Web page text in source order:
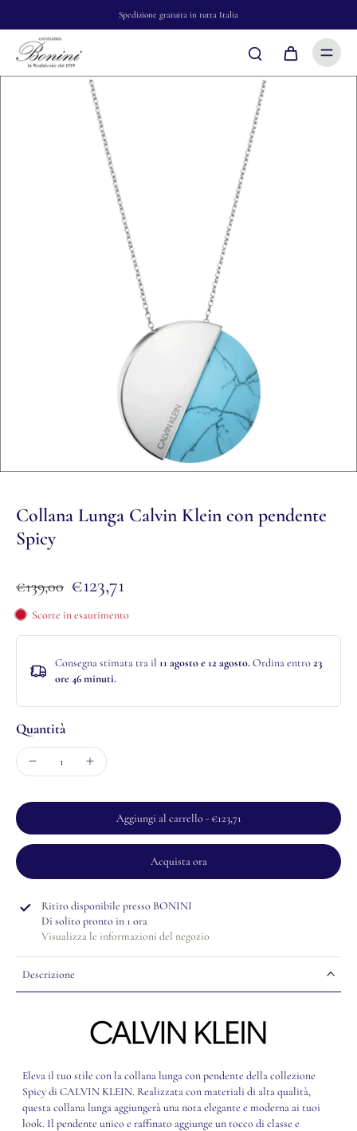
Spedizione gratuita in tutta Italia
Collana Lunga Calvin Klein con pendente
Spicy
€139,00 €123,71
Scorte in esaurimento
Consegna stimata tra il 11 agosto e 12 agosto.Ordina entro23
ore 46 minuti.
Quantità
Aggiungi al carrello-€123,71
Acquista ora
Ritiro disponibile presso BONINI
Di solito pronto in 1 ora
Visualizza le informazioni del negozio
Descrizione
Eleva il tuo stile con la collana lunga con pendente della collezione
Spicy di CALVIN KLEIN. Realizzata con materiali di alta qualità,
questa collana lunga aggiungerà una nota elegante e moderna ai tuoi
look. Il pendente unico e raffinato aggiunge un tocco di classe e